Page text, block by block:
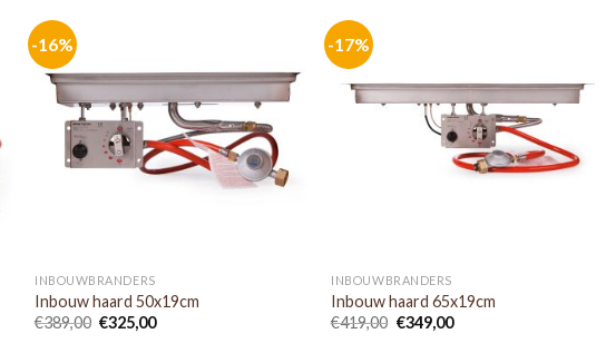
-16%
INBOUWBRANDERS
Inbouw haard 50x19cm
€389,00 €325,00
-17%
INBOUWBRANDERS
Inbouw haard 65x19cm
€419,00 €349,00